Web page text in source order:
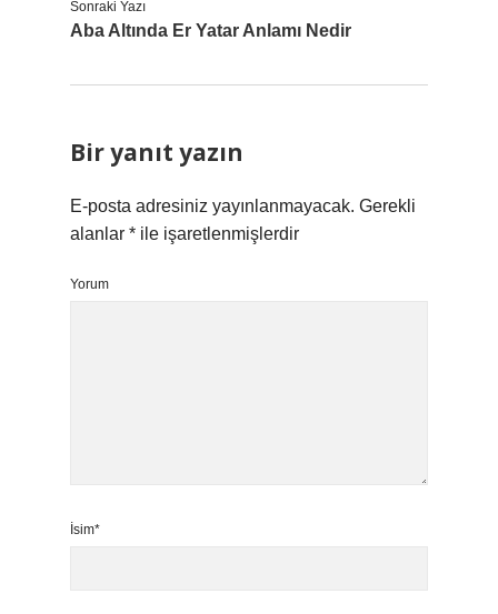
Sonraki Yazı
Aba Altında Er Yatar Anlamı Nedir
Bir yanıt yazın
E-posta adresiniz yayınlanmayacak. Gerekli
alanlar * ile işaretlenmişlerdir
Yorum
İsim*